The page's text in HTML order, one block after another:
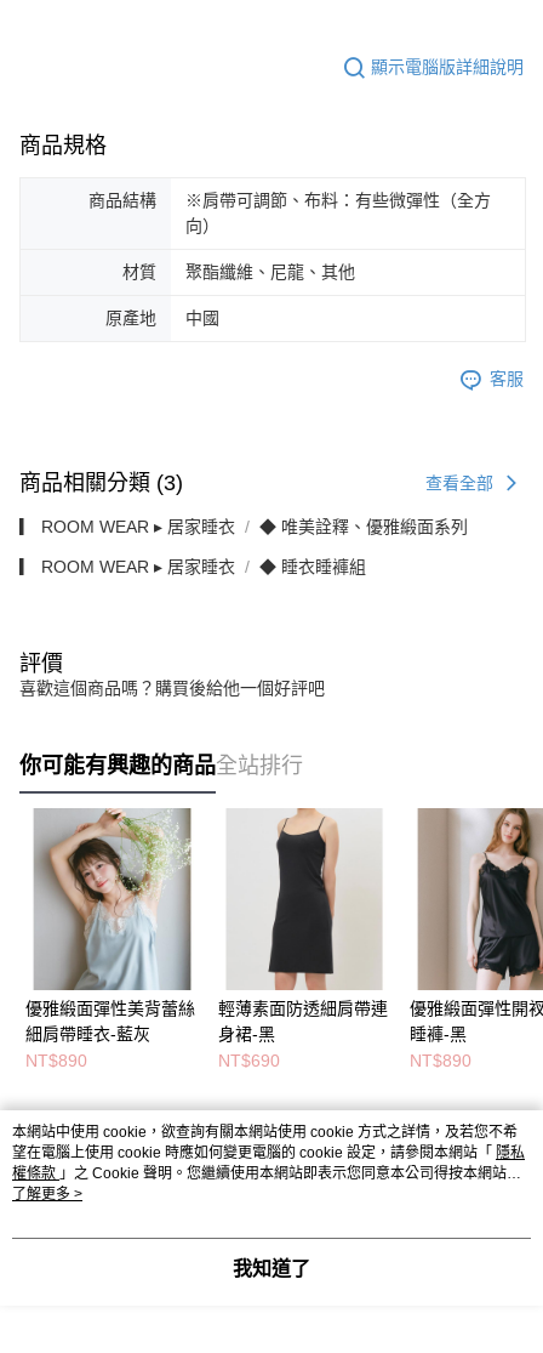
顯示電腦版詳細說明
商品規格
商品結構
※肩帶可調節、布料：有些微彈性（全方
向）
材質 聚酯纖維、尼龍、其他
原產地 中國
客服
商品相關分類 (3) 查看全部
▎ ROOM WEAR ▸ 居家睡衣 ◆ 唯美詮釋、優雅緞面系列
▎ ROOM WEAR ▸ 居家睡衣 ◆ 睡衣睡褲組
評價
喜歡這個商品嗎？購買後給他一個好評吧
你可能有興趣的商品全站排行
優雅緞面彈性美背蕾絲
細肩帶睡衣-藍灰
NT$890
輕薄素面防透細肩帶連
身裙-黑
NT$690
優雅緞面彈性開
睡褲-黑
NT$890
熱門標籤
本網站中使用 cookie，欲查詢有關本網站使用 cookie 方式之詳情，及若您不希
望在電腦上使用 cookie 時應如何變更電腦的 cookie 設定，請參閱本網站「 隱私
權條款 」之 Cookie 聲明。您繼續使用本網站即表示您同意本公司得按本網站使
用條款之 Cookie 聲明使用 cookie。
了解更多 >
我知道了